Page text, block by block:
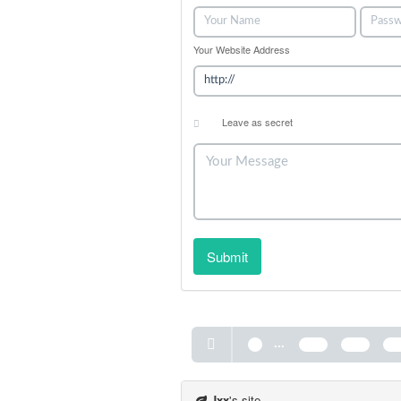
Your Website Address
Leave as secret
Submit
...